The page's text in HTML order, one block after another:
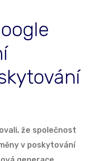
že společnost
v poskytování